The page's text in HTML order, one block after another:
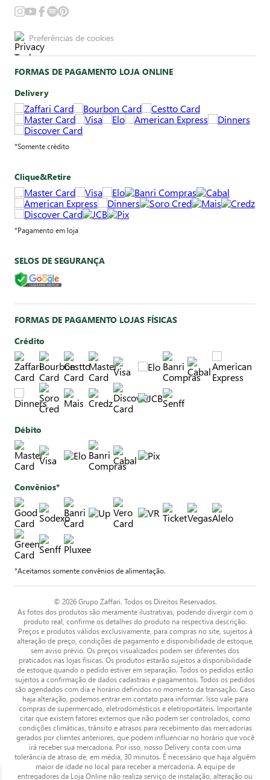
Preferências de cookies
FORMAS DE PAGAMENTO LOJA ONLINE
Delivery
*Somente crédito
Clique&Retire
*Pagamento em loja
SELOS DE SEGURANÇA
FORMAS DE PAGAMENTO LOJAS FÍSICAS
Crédito
Débito
Convênios*
*Aceitamos somente convênios de alimentação.
© 2026 Grupo Zaffari. Todos os Direitos Reservados.
As fotos dos produtos são meramente ilustrativas, podendo divergir com o
produto real, confirme os detalhes do produto na respectiva descrição.
Preços e produtos válidos exclusivamente, para compras no site, sujeitos à
alteração de preço, condições de pagamento e disponibilidade de estoque,
sem aviso prévio. Os preços visualizados podem ser diferentes dos
praticados nas lojas físicas. Os produtos estarão sujeitos a disponibilidade
de estoque quando o pedido estiver em separação. Todos os pedidos estão
sujeitos a confirmação de dados cadastrais e pagamentos. Todos os pedidos
são agendados com dia e horário definidos no momento da transação. Caso
haja alteração, podemos entrar em contato para informar. Isso vale para
compras de supermercado, eletrodomésticos e eletroportáteis. Importante
citar que existem fatores externos que não podem ser controlados, como
condições climáticas, trânsito e atrasos para recebimento das mercadorias
gerados por clientes anteriores, que podem influenciar no horário que você
irá receber sua mercadoria. Por isso, nosso Delivery conta com uma
tolerância de atraso de, em média, 30 minutos. É necessário que haja alguém
maior de idade no local para receber a mercadoria. A equipe de
entregadores da Loja Online não realiza serviço de instalação, alteração ou